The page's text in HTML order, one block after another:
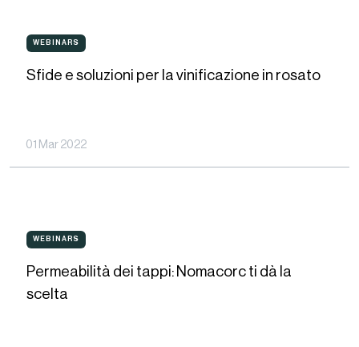
Sfide
soluzioni
WEBINARS
WEBINARS
Sfide e soluzioni per la vinificazione in rosato
01 Mar 2022
Permeabilità
dei
tappi:
WEBINARS
WEBINARS
Permeabilità dei tappi: Nomacorc ti dà la
scelta